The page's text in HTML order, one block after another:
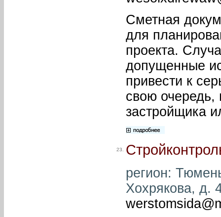
Сметная
для
проекта.
допущенные
привести к
свою очередь,
застройщика
23.
регион:
Хохрякова, д.